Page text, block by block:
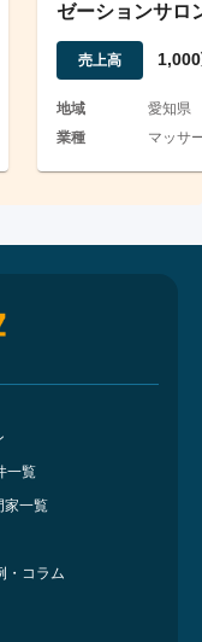
ゼーションサロ
ードサイド/内装
売上高
地域
愛知県
業種
マッサ
一覧
家一覧
・コラム